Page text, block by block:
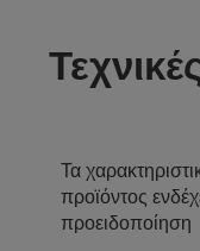
Τα
προϊόντος
προειδοποίηση